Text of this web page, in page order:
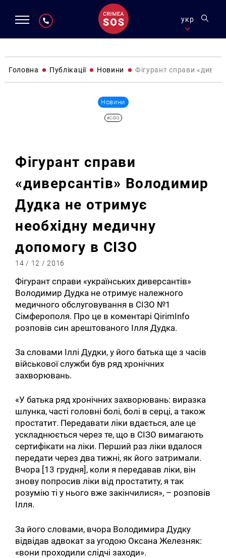
укр
Головна Публікації Новини Фігурант справи
Новини
#СІЗО
Фігурант справи
«диверсантів» Володимир
Дудка не отримує
необхідну медичну
допомогу в СІЗО
14 / 12 / 2016
Фігурант справи «українських диверсантів»
Володимир Дудка не отримує належного
медичного обслуговування в СІЗО №1
Сімферополя. Про це в коментарі QirimInfo
розповів син арештованого Ілля Дудка.
За словами Іллі Дудки, у його батька ще з часів
військової служби був ряд хронічних
захворювань.
«У батька ряд хронічних захворювань: виразка
шлунка, часті головні болі, болі в серці, а також
простатит. Передавати ліки вдається, але це
ускладнюється через те, що в СІЗО вимагають
сертифікати на ліки. Перший раз ліки вдалося
передати через два тижні, як його затримали.
Вчора [13 грудня], коли я передавав ліки, він
знову попросив ліки від простатиту, я так
розумію ті у нього вже закінчилися», – розповів
Ілля.
За його словами, вчора Володимира Дудку
відвідав адвокат за угодою Оксана Железняк:
«вони проходили слідчі заходи».